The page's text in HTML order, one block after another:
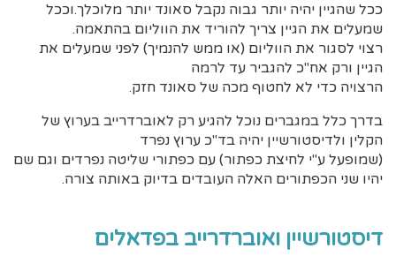
ככל שהגיין יהיה יותר גבוה נקבל סאונד יותר מלוכלך.וככל
שמעלים את הגיין צריך להוריד את הווליום בהתאמה.
רצוי לסגור את הווליום (או ממש להנמיך) לפני שמעלים את
הגיין ורק אח"כ להגביר עד לרמה
הרצויה כדי לא לחטוף מכה של סאונד חזק.
בדרך כלל במגברים נוכל להגיע רק לאוברדרייב בערוץ של
הקלין ולדיסטורשיין יהיה בד"כ ערוץ נפרד
(שמופעל ע"י לחיצת כפתור) עם כפתורי שליטה נפרדים וגם שם
יהיו שני הכפתורים האלה העובדים בדיוק באותה צורה.
דיסטורשיין ואוברדרייב בפדאלים